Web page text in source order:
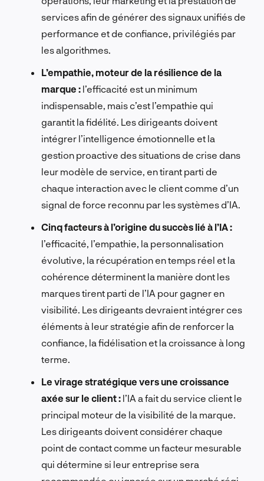
services afin de générer des signaux unifiés de
performance et de confiance, privilégiés par
les algorithmes.
L’empathie, moteur de la résilience de la
marque : l’efficacité est un minimum
indispensable, mais c’est l’empathie qui
garantit la fidélité. Les dirigeants doivent
intégrer l’intelligence émotionnelle et la
gestion proactive des situations de crise dans
leur modèle de service, en tirant parti de
chaque interaction avec le client comme d’un
signal de force reconnu par les systèmes d’IA.
Cinq facteurs à l’origine du succès lié à l’IA :
l’efficacité, l’empathie, la personnalisation
évolutive, la récupération en temps réel et la
cohérence déterminent la manière dont les
marques tirent parti de l’IA pour gagner en
visibilité. Les dirigeants devraient intégrer ces
éléments à leur stratégie afin de renforcer la
confiance, la fidélisation et la croissance à long
terme.
Le virage stratégique vers une croissance
axée sur le client : l’IA a fait du service client le
principal moteur de la visibilité de la marque.
Les dirigeants doivent considérer chaque
point de contact comme un facteur mesurable
qui détermine si leur entreprise sera